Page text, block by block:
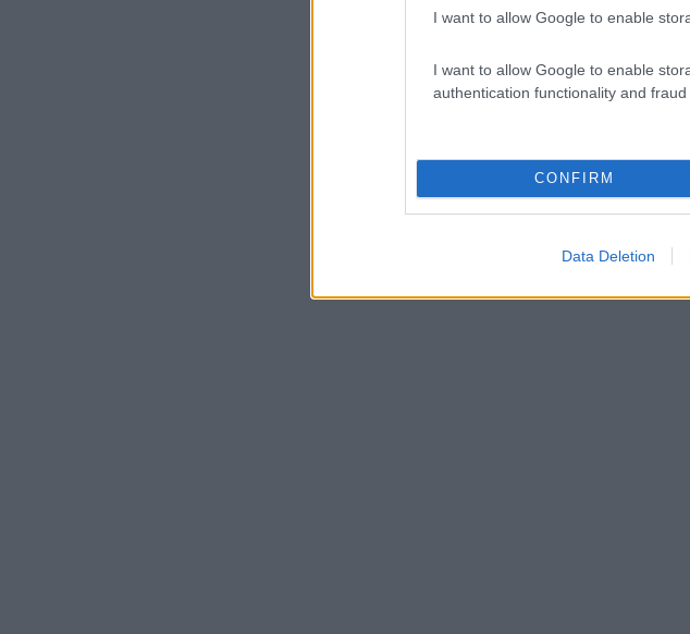
I want to allow Google to enable
I want to allow Google to enable
authentication functionality and
CONFIRM
Data Deletion